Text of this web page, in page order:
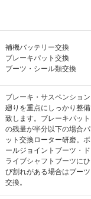
補機バッテリー交換
ブレーキパット交換
ブーツ・シール類交換
ブレーキ・サスペンション
廻りを重点にしっかり整備
致します。ブレーキパット
の残量が半分以下の場合パ
ット交換ローター研磨。ボ
ールジョイントブーツ・ド
ライブシャフトブーツにひ
び割れがある場合はブーツ
交換。